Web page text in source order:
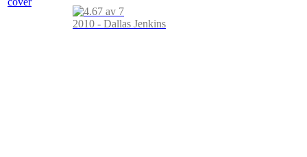
2010 - Dallas Jenkins